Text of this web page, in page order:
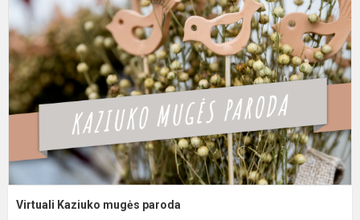
Virtuali Kaziuko mugės paroda